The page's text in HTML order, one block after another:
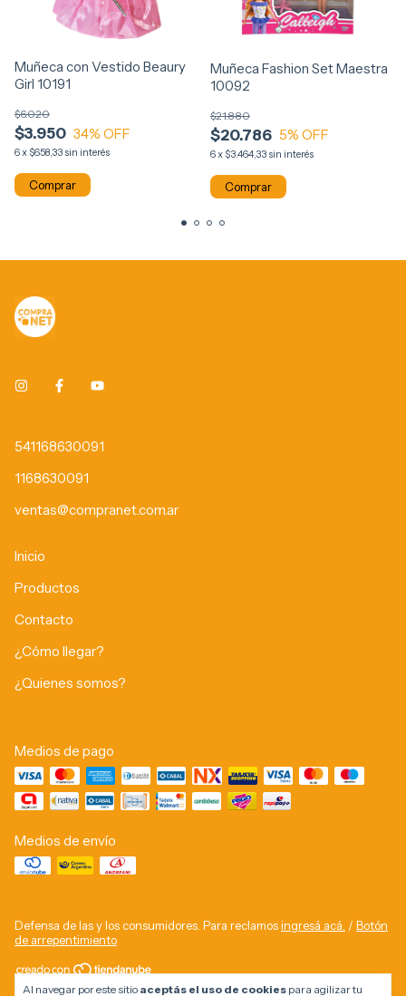
Al navegar por este sitio aceptás el uso de cookies para agilizar tu
Muñeca con Vestido Beaury
Girl 10191
$3.950
$6.020
34% OFF
6x$658,33 sin interés
Comprar
Muñeca Fashion Set Maestra
10092
$20.786
$21.880
5% OFF
6x$3.464,33 sin interés
541168630091
1168630091
ventas@compranet.com.ar
Inicio
Productos
Contacto
¿Cómo llegar?
¿Quienes somos?
Medios de pago
Medios de envío
Defensa de las y los consumidores. Para reclamosingresá acá. / Botón
de arrepentimiento
Copyright Compranet - 2026. Todos los derechos reservados.